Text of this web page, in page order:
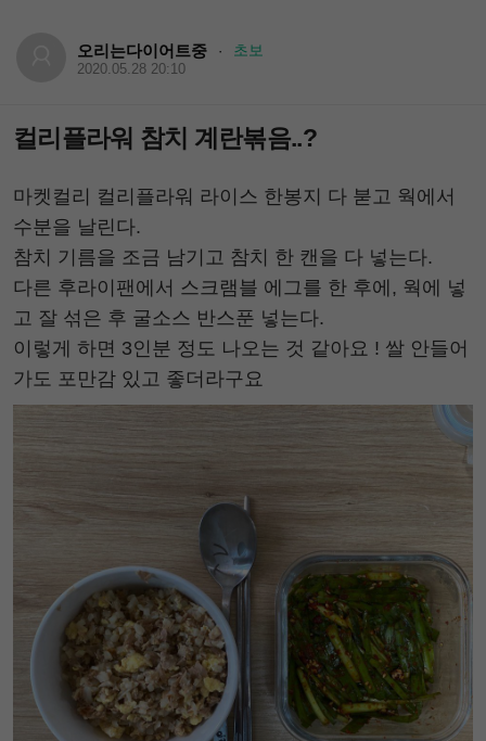
오리는다이어트중 · 초보
2020.05.28 20:10
컬리플라워 참치 계란볶음..?
마켓컬리 컬리플라워 라이스 한봉지 다 붇고 웍에서
수분을 날린다.
참치 기름을 조금 남기고 참치 한 캔을 다 넣는다.
다른 후라이팬에서 스크램블 에그를 한 후에, 웍에 넣
고 잘 섞은 후 굴소스 반스푼 넣는다.
이렇게 하면 3인분 정도 나오는 것 같아요 ! 쌀 안들어
가도 포만감 있고 좋더라구요